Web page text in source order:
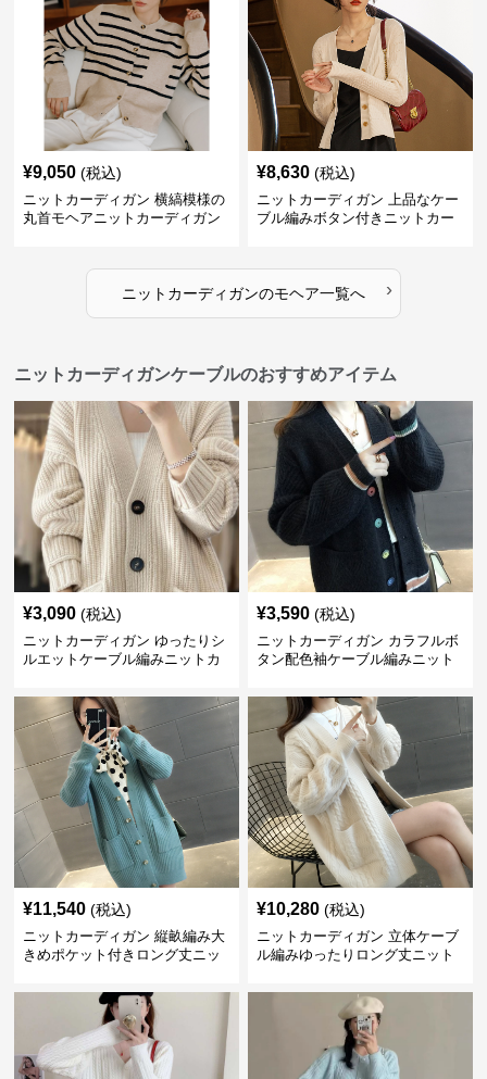
¥9,050 (税込)
ニットカーディガン 横縞模様の
丸首モヘアニットカーディガン
¥8,630 (税込)
ニットカーディガン 上品なケー
ブル編みボタン付きニットカー
ニットカーディガンのモヘア一覧へ ›
ニットカーディガンケーブルのおすすめアイテム
¥3,090 (税込)
ニットカーディガン ゆったりシ
ルエットケーブル編みニットカ
¥3,590 (税込)
ニットカーディガン カラフルボ
タン配色袖ケーブル編みニット
¥11,540 (税込)
ニットカーディガン 縦畝編み大
きめポケット付きロング丈ニッ
¥10,280 (税込)
ニットカーディガン 立体ケーブ
ル編みゆったりロング丈ニット